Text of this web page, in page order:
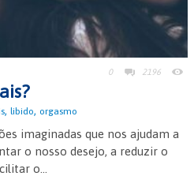
0 2196
, libido, orgasmo
imaginadas que nos ajudam a
o nosso desejo, a reduzir o
o...